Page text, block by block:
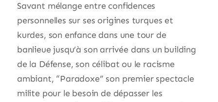
Savant mélange entre confidences
personnelles sur ses origines turques et
kurdes, son enfance dans une tour de
banlieue jusqu’à son arrivée dans un building
de la Défense, son célibat ou le racisme
ambiant, “Paradoxe” son premier spectacle
milite pour le besoin de dépasser les